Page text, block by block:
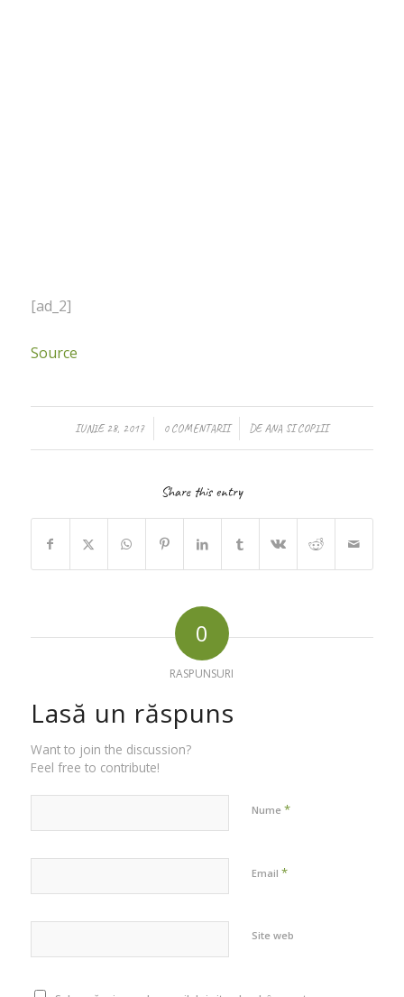
[ad_2]
Source
IUNIE 28, 2017
/ 0 COMENTARII
/ DEANA SI COPIII
Share this entry
0
RASPUNSURI
Lasă un răspuns
Want to join the discussion?
Feel free to contribute!
Nume *
Email *
Site web